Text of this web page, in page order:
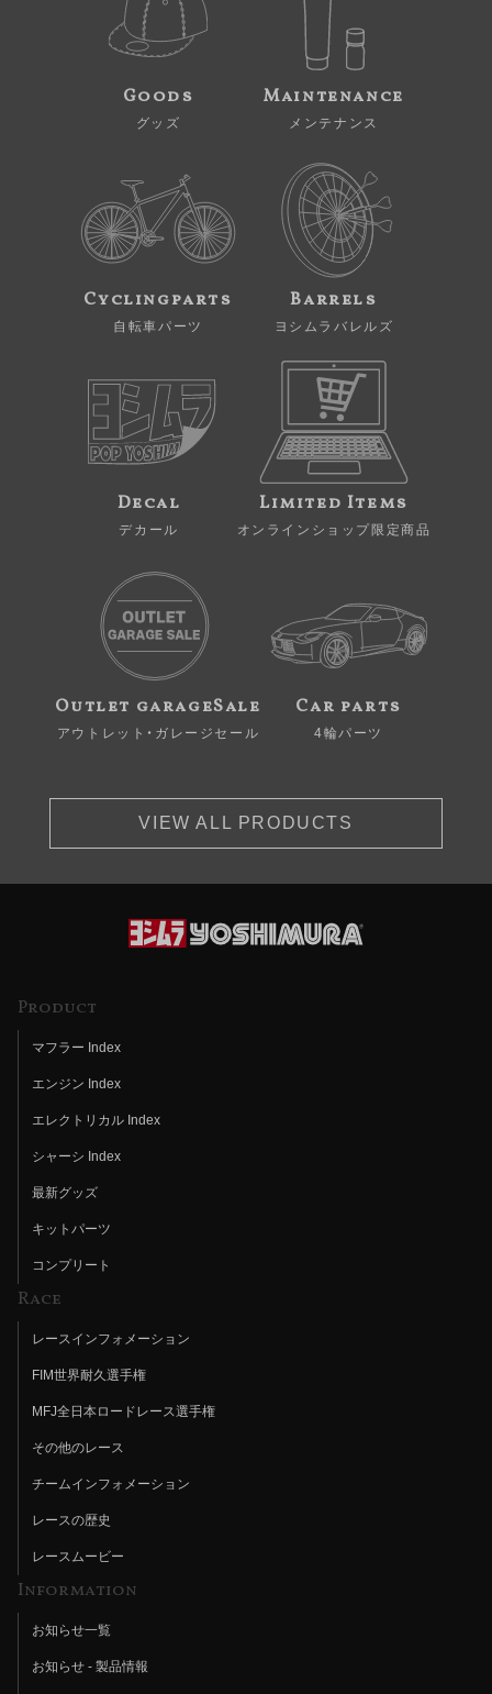
Goods
グッズ
Maintenance
メンテナンス
Cyclingparts
自転車パーツ
Barrels
ヨシムラバレルズ
Decal
デカール
Limited Items
オンラインショップ限定商品
Outlet garageSale
アウトレット・ガレージセール
Car parts
4輪パーツ
VIEW ALL PRODUCTS
Product
マフラー Index
エンジン Index
エレクトリカル Index
シャーシ Index
最新グッズ
キットパーツ
コンプリート
Race
レースインフォメーション
FIM世界耐久選手権
MFJ全日本ロードレース選手権
その他のレース
チームインフォメーション
レースの歴史
レースムービー
Information
お知らせ一覧
お知らせ - 製品情報